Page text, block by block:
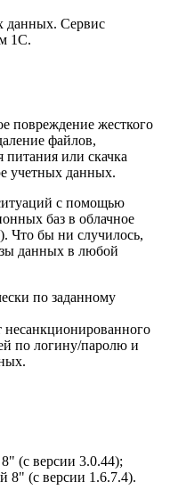
данных. Сервис
1С.
повреждение жесткого
файлов,
или скачка
учетных данных.
с помощью
баз в облачное
Что бы ни случилось,
данных в любой
по заданному
несанкционированного
по логину/паролю и
(с версии 3.0.44);
8" (с версии 1.6.7.4).